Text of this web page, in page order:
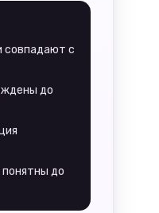
совпадают с
до
понятны до